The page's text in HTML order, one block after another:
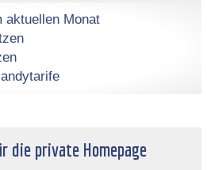
aktuellen Monat
die private Homepage